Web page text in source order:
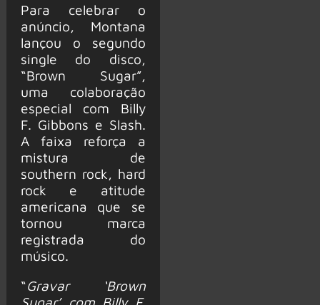
Para celebrar o
anúncio, Montana
lançou o segundo
single do disco,
“Brown Sugar”,
uma colaboração
especial com Billy
F. Gibbons e Slash.
A faixa reforça a
mistura de
southern rock, hard
rock e atitude
americana que se
tornou marca
registrada do
músico.
“Gravar ‘Brown
Sugar’ com Billy F.